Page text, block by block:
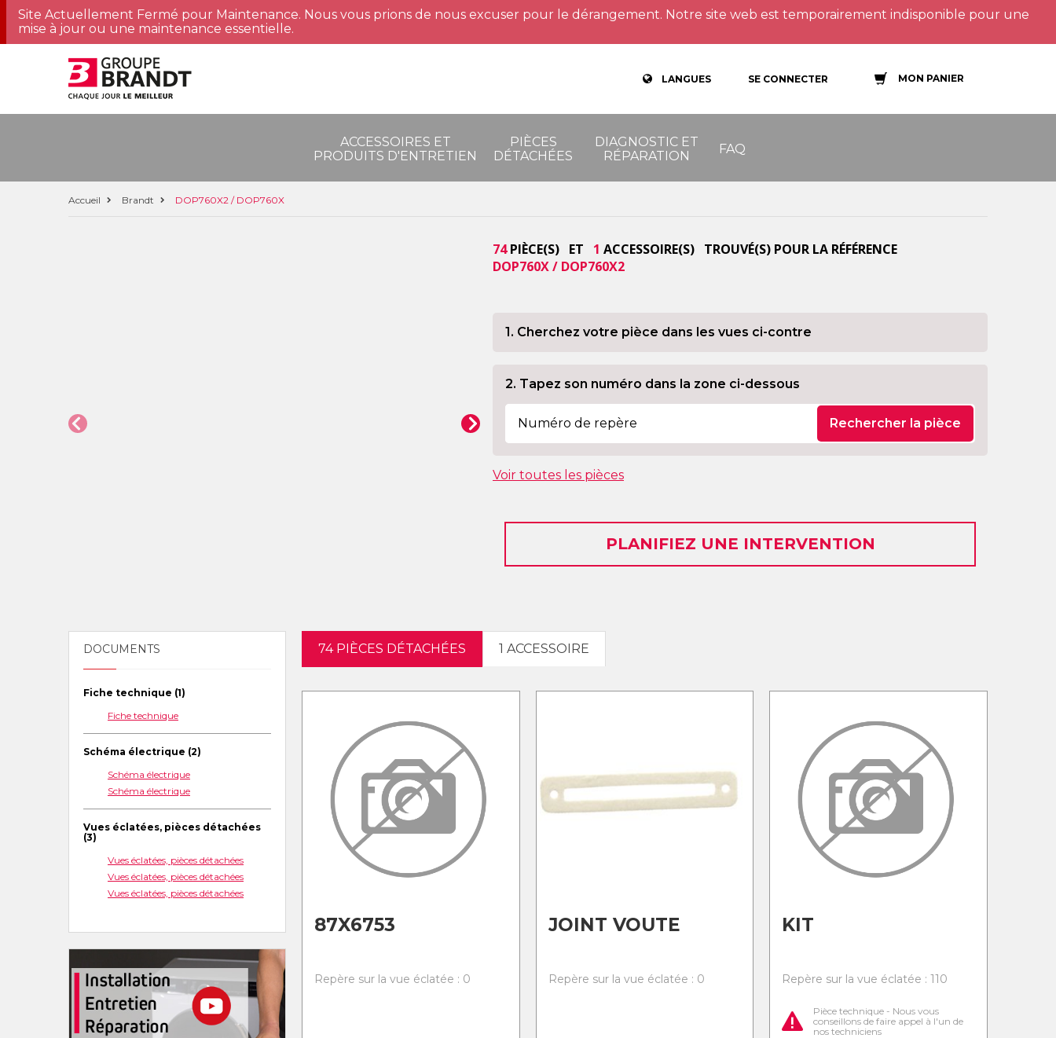
Site Actuellement Fermé pour Maintenance. Nous vous prions de nous excuser pour le dérangement. Notre site web est temporairement indisponible pour une
mise à jour ou une maintenance essentielle.
LANGUES SE CONNECTER MON PANIER
ACCESSOIRES ET
PRODUITS D'ENTRETIEN
PIÈCES
DÉTACHÉES
DIAGNOSTIC ET
RÉPARATION
FAQ
Accueil Brandt DOP760X2 / DOP760X
74PIÈCE(S) ET 1 ACCESSOIRE(S) TROUVÉ(S) POUR LA RÉFÉRENCE
DOP760X / DOP760X2
1. Cherchez votre pièce dans les vues ci-contre
2. Tapez son numéro dans la zone ci-dessous
Rechercher la pièce
Voir toutes les pièces
PLANIFIEZ UNE INTERVENTION
DOCUMENTS
Fiche technique (1)
Fiche technique
Schéma électrique (2)
Schéma électrique
Schéma électrique
Vues éclatées, pièces détachées
(3)
Vues éclatées, pièces détachées
Vues éclatées, pièces détachées
Vues éclatées, pièces détachées
74 PIÈCES DÉTACHÉES 1 ACCESSOIRE
87X6753
Repère sur la vue éclatée : 0
JOINT VOUTE
Repère sur la vue éclatée : 0
KIT
Repère sur la vue éclatée : 110
Pièce technique - Nous vous
conseillons de faire appel à l'un de
nos techniciens